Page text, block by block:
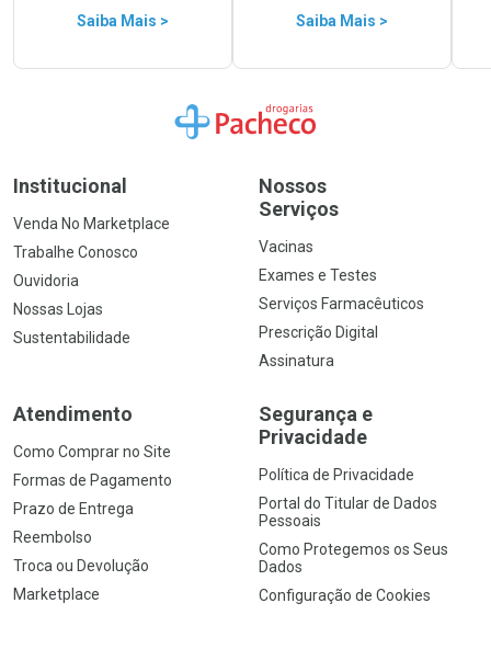
Saiba Mais > Saiba Mais >
Ir para a Home
Institucional
Venda No Marketplace
Trabalhe Conosco
Ouvidoria
Nossas Lojas
Sustentabilidade
Nossos
Serviços
Vacinas
Exames e Testes
Serviços Farmacêuticos
Prescrição Digital
Assinatura
Atendimento
Como Comprar no Site
Formas de Pagamento
Prazo de Entrega
Reembolso
Troca ou Devolução
Marketplace
Segurança e
Privacidade
Política de Privacidade
Portal do Titular de Dados
Pessoais
Como Protegemos os Seus
Dados
Configuração de Cookies